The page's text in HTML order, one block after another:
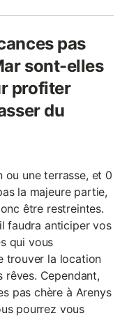
pas
sont-elles
profiter
du
ou une terrasse, et 0
la majeure partie,
être restreintes.
faudra anticiper vos
qui vous
trouver la location
rêves. Cependant,
pas chère à Arenys
pourrez vous